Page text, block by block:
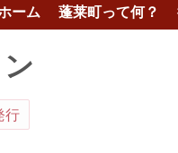
ーム 蓬莱町って何？
行